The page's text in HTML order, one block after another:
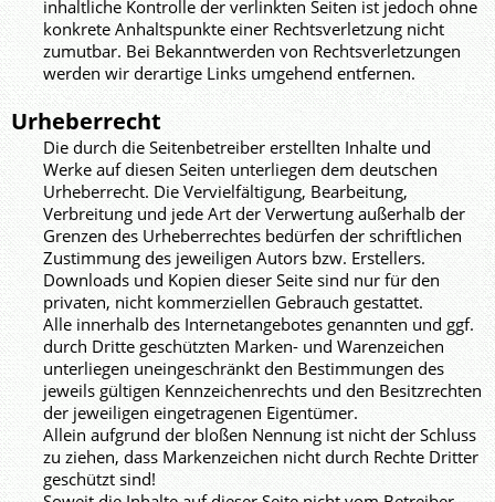
inhaltliche Kontrolle der verlinkten Seiten ist jedoch ohne
konkrete Anhaltspunkte einer Rechtsverletzung nicht
zumutbar. Bei Bekanntwerden von Rechtsverletzungen
werden wir derartige Links umgehend entfernen.
Urheberrecht
Die durch die Seitenbetreiber erstellten Inhalte und
Werke auf diesen Seiten unterliegen dem deutschen
Urheberrecht. Die Vervielfältigung, Bearbeitung,
Verbreitung und jede Art der Verwertung außerhalb der
Grenzen des Urheberrechtes bedürfen der schriftlichen
Zustimmung des jeweiligen Autors bzw. Erstellers.
Downloads und Kopien dieser Seite sind nur für den
privaten, nicht kommerziellen Gebrauch gestattet.
Alle innerhalb des Internetangebotes genannten und ggf.
durch Dritte geschützten Marken- und Warenzeichen
unterliegen uneingeschränkt den Bestimmungen des
jeweils gültigen Kennzeichenrechts und den Besitzrechten
der jeweiligen eingetragenen Eigentümer.
Allein aufgrund der bloßen Nennung ist nicht der Schluss
zu ziehen, dass Markenzeichen nicht durch Rechte Dritter
geschützt sind!